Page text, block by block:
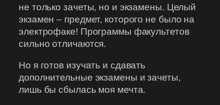
не только зачеты, но и экзамены. Целый
экзамен – предмет, которого не было на
электрофаке! Программы факультетов
сильно отличаются.
Но я готов изучать и сдавать
дополнительные экзамены и зачеты,
лишь бы сбылась моя мечта.